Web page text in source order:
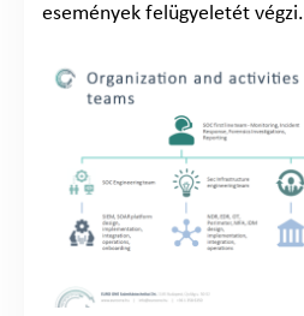
események felügyeletét végzi.